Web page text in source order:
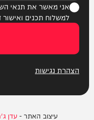
אני מאשר את תנאי
למשלוח תכנים
הצהרת נגישות
עיצוב האתר -עדן